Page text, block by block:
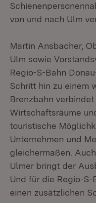
von und nach Ulm
Martin Ansbacher,
Ulm sowie
Regio-S-Bahn
Schritt hin zu einem
Brenzbahn
Wirtschaftsräume
touristische
Unternehmen und
gleichermaßen.
Ulmer bringt der
Und für die Regio-
einen zusätzlichen